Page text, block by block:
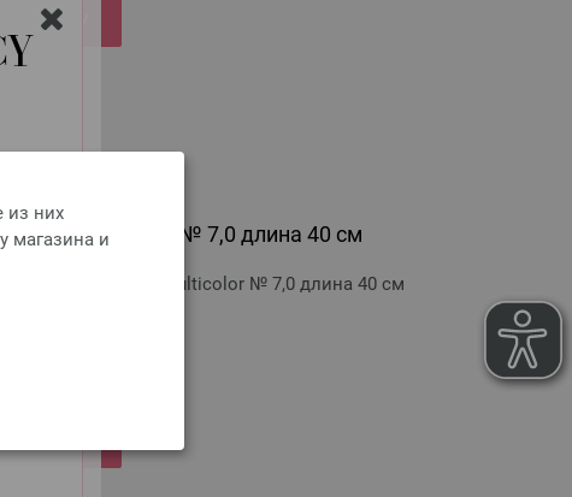
из них
магазина и
КОРЗИНУ
Holz Multicolor № 7,0 длина 40 см
Design-Holz Multicolor № 7,0 длина 40 см